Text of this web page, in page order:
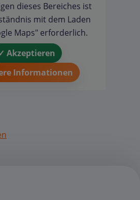
dieses Bereiches ist
mit dem Laden
Maps" erforderlich.
Akzeptieren
Informationen